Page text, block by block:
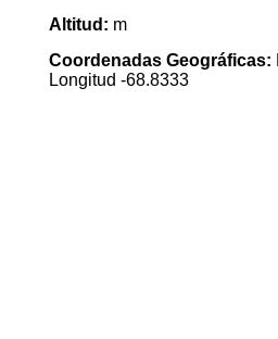
Altitud: m
Coordenadas Geográficas:
Longitud -68.8333